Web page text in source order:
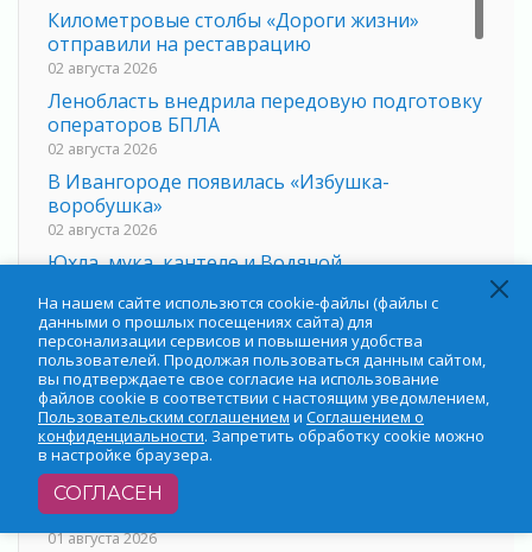
Километровые столбы «Дороги жизни»
отправили на реставрацию
02 августа 2026
Ленобласть внедрила передовую подготовку
операторов БПЛА
02 августа 2026
В Ивангороде появилась «Избушка-
воробушка»
02 августа 2026
Юхла, мука, кантеле и Водяной
Лето катится с горки
01 августа 2026
В Ленобласти открылась экспозиция к 150-
летию Билибина
01 августа 2026
Лето без гаджетов
01 августа 2026
Болезнь девственниц и вампиров
01 августа 2026
На нашем сайте использются cookie-файлы (файлы с
данными о прошлых посещениях сайта) для
персонализации сервисов и повышения удобства
пользователей. Продолжая пользоваться данным сайтом,
вы подтверждаете свое согласие на использование
файлов cookie в соответствии с настоящим уведомлением,
Пользовательским соглашением и Соглашением о
конфиденциальности. Запретить обработку cookie можно
в настройке браузера.
СОГЛАСЕН